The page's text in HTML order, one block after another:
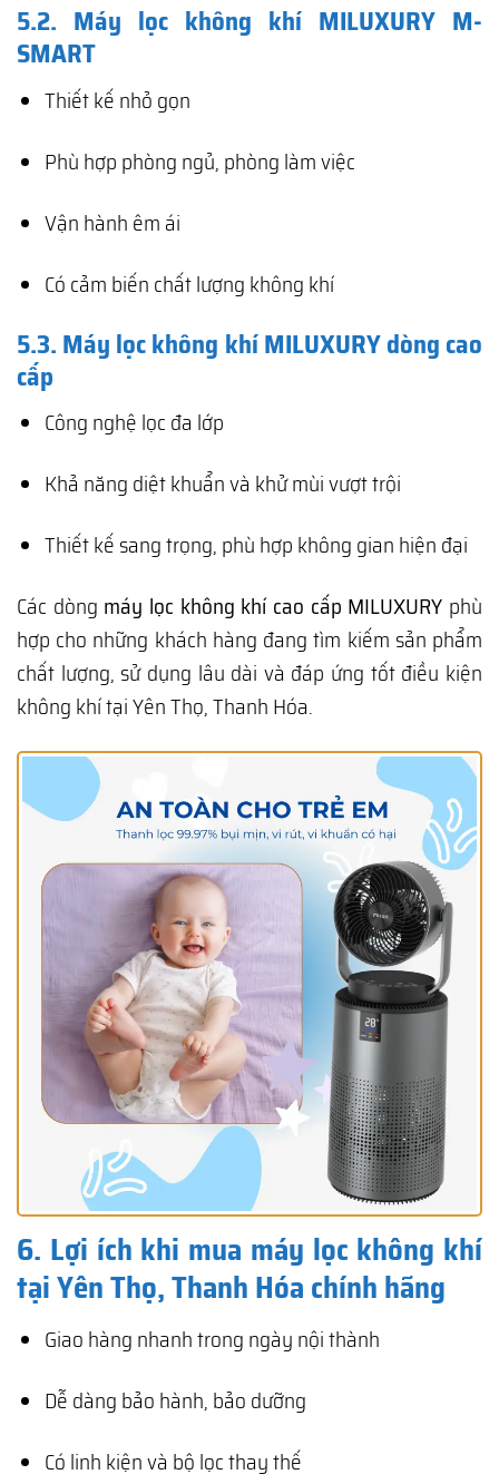
5.2. Máy lọc không khí MILUXURY M-
SMART
Thiết kế nhỏ gọn
Phù hợp phòng ngủ, phòng làm việc
Vận hành êm ái
Có cảm biến chất lượng không khí
5.3. Máy lọc không khí MILUXURY dòng cao
cấp
Công nghệ lọc đa lớp
Khả năng diệt khuẩn và khử mùi vượt trội
Thiết kế sang trọng, phù hợp không gian hiện đại
Các dòng máy lọc không khí cao cấp MILUXURY phù
hợp cho những khách hàng đang tìm kiếm sản phẩm
chất lượng, sử dụng lâu dài và đáp ứng tốt điều kiện
không khí tại Yên Thọ, Thanh Hóa.
6. Lợi ích khi mua máy lọc không khí
tại Yên Thọ, Thanh Hóa chính hãng
Giao hàng nhanh trong ngày nội thành
Dễ dàng bảo hành, bảo dưỡng
Có linh kiện và bộ lọc thay thế